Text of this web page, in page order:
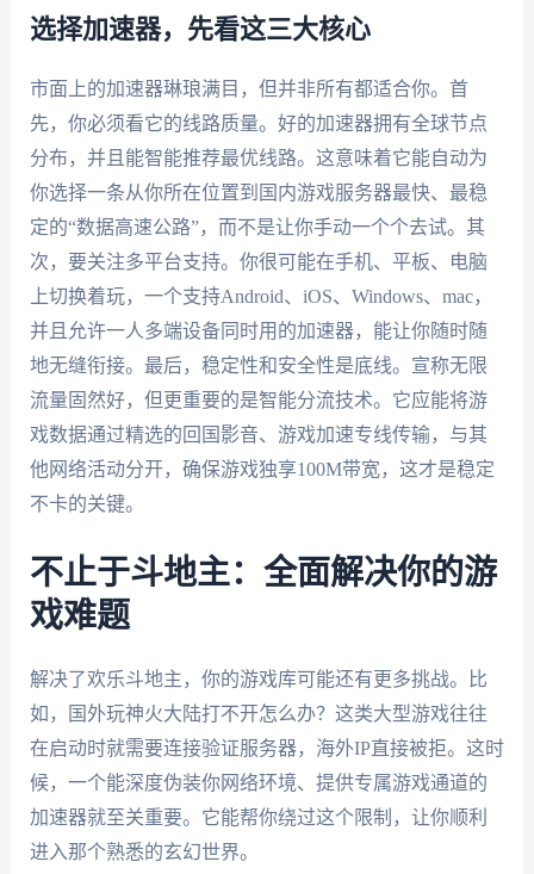
选择加速器，先看这三大核心
市面上的加速器琳琅满目，但并非所有都适合你。首
先，你必须看它的线路质量。好的加速器拥有全球节点
分布，并且能智能推荐最优线路。这意味着它能自动为
你选择一条从你所在位置到国内游戏服务器最快、最稳
定的“数据高速公路”，而不是让你手动一个个去试。其
次，要关注多平台支持。你很可能在手机、平板、电脑
上切换着玩，一个支持Android、iOS、Windows、mac，
并且允许一人多端设备同时用的加速器，能让你随时随
地无缝衔接。最后，稳定性和安全性是底线。宣称无限
流量固然好，但更重要的是智能分流技术。它应能将游
戏数据通过精选的回国影音、游戏加速专线传输，与其
他网络活动分开，确保游戏独享100M带宽，这才是稳定
不卡的关键。
不止于斗地主：全面解决你的游
戏难题
解决了欢乐斗地主，你的游戏库可能还有更多挑战。比
如，国外玩神火大陆打不开怎么办？这类大型游戏往往
在启动时就需要连接验证服务器，海外IP直接被拒。这时
候，一个能深度伪装你网络环境、提供专属游戏通道的
加速器就至关重要。它能帮你绕过这个限制，让你顺利
进入那个熟悉的玄幻世界。